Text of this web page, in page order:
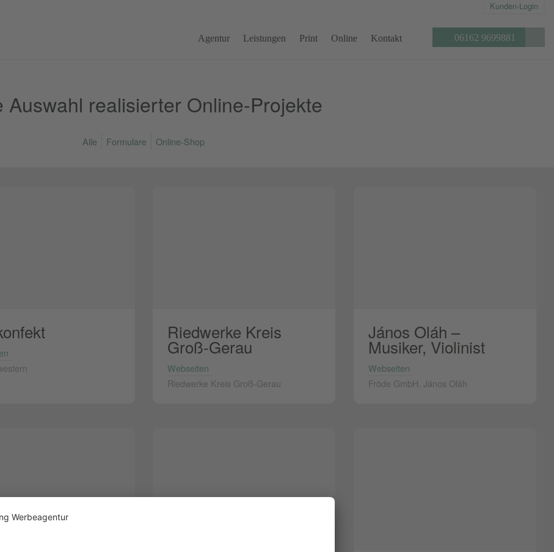
Agentur Leistungen Print Online Kontakt Telefon:
06162 9699881
Kunden-Login
Auswahl realisierter Online-Projekte
Alle Formulare Online-Shop
Riedwerke Kreis
Groß-Gerau
Webseiten
Riedwerke Kreis Groß-Gerau
János Oláh –
Musiker, Violinist
Webseiten
Fröde GmbH, János Oláh